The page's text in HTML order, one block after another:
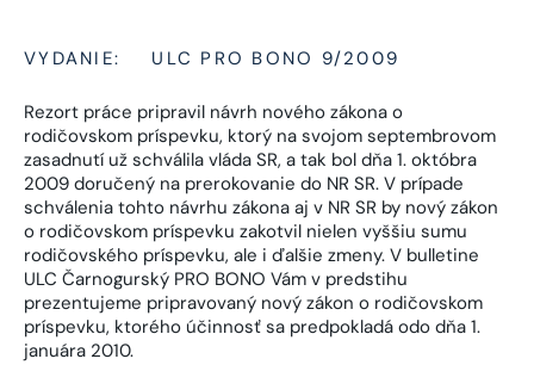
VYDANIE: ULC PRO BONO 9/2009
Rezort práce pripravil návrh nového zákona o
rodičovskom príspevku, ktorý na svojom septembrovom
zasadnutí už schválila vláda SR, a tak bol dňa 1. októbra
2009 doručený na prerokovanie do NR SR. V prípade
schválenia tohto návrhu zákona aj v NR SR by nový zákon
o rodičovskom príspevku zakotvil nielen vyššiu sumu
rodičovského príspevku, ale i ďalšie zmeny. V bulletine
ULC Čarnogurský PRO BONO Vám v predstihu
prezentujeme pripravovaný nový zákon o rodičovskom
príspevku, ktorého účinnosť sa predpokladá odo dňa 1.
januára 2010.